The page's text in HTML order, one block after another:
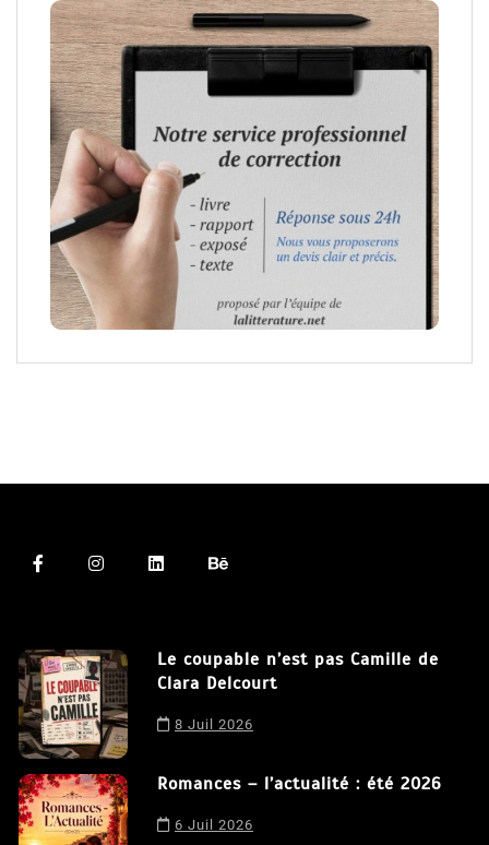
Le coupable n’est pas Camille de
Clara Delcourt
8 Juil 2026
Romances – l’actualité : été 2026
6 Juil 2026